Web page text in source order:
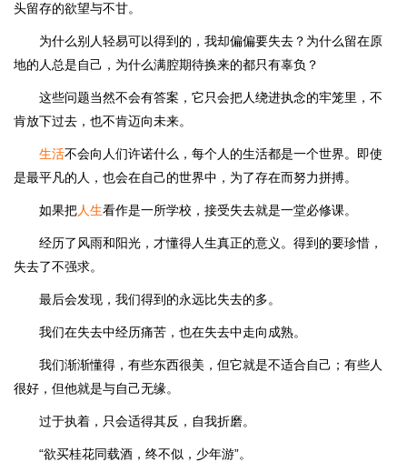
头留存的欲望与不甘。
为什么别人轻易可以得到的，我却偏偏要失去？为什么留在原
地的人总是自己，为什么满腔期待换来的都只有辜负？
这些问题当然不会有答案，它只会把人绕进执念的牢笼里，不
肯放下过去，也不肯迈向未来。
生活不会向人们许诺什么，每个人的生活都是一个世界。即使
是最平凡的人，也会在自己的世界中，为了存在而努力拼搏。
如果把人生看作是一所学校，接受失去就是一堂必修课。
经历了风雨和阳光，才懂得人生真正的意义。得到的要珍惜，
失去了不强求。
最后会发现，我们得到的永远比失去的多。
我们在失去中经历痛苦，也在失去中走向成熟。
我们渐渐懂得，有些东西很美，但它就是不适合自己；有些人
很好，但他就是与自己无缘。
过于执着，只会适得其反，自我折磨。
“欲买桂花同载酒，终不似，少年游”。